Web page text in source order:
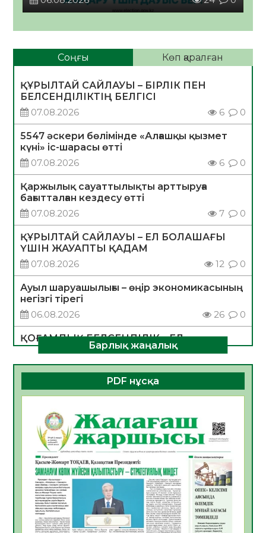
Соңғы Көп қаралған
ҚҰРЫЛТАЙ САЙЛАУЫ – БІРЛІК ПЕН
БЕЛСЕНДІЛІКТІҢ БЕЛГІСІ
07.08.2026
6 0
5547 әскери бөлімінде «Алғашқы қызмет
күні» іс-шарасы өтті
07.08.2026
6 0
Қаржылық сауаттылықты арттыруға
бағытталған кездесу өтті
07.08.2026
7 0
ҚҰРЫЛТАЙ САЙЛАУЫ – ЕЛ БОЛАШАҒЫ
ҮШІН ЖАУАПТЫ ҚАДАМ
07.08.2026
12 0
Ауыл шаруашылығы – өңір экономикасының
негізгі тірегі
06.08.2026
26 0
ҚОҒАМДЫҚ БЕЛСЕНДІЛІК – ЕЛ
ДАМУЫНЫҢ НЕГІЗІ
06.08.2026
24 0
ҚҰРЫЛТАЙ САЙЛАУЫ – БОЛАШАҚҚА
БАСТАР ЖАУАПТЫ ТАҢДАУ
06.08.2026
Инфекциялық ауруларға қарсы иммундау
жұмыстарының тиімділігі
06.08.2026
28
Көкжөтел ауруы туралы
06.08.2026
25
АПВ вакцинасы туралы мәлімет
Барлық жаңалық
PDF нұсқа